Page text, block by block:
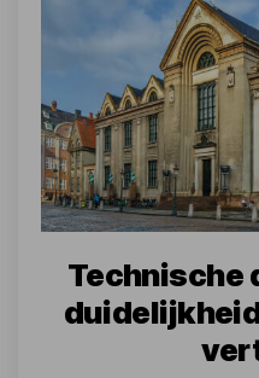
Technische